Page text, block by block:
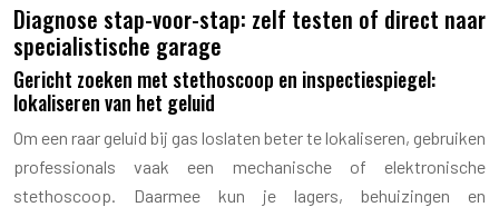
Diagnose stap-voor-stap: zelf testen of direct naar
specialistische garage
Gericht zoeken met stethoscoop en inspectiespiegel:
lokaliseren van het geluid
Om een raar geluid bij gas loslaten beter te lokaliseren, gebruiken
professionals vaak een mechanische of elektronische
stethoscoop. Daarmee kun je lagers, behuizingen en